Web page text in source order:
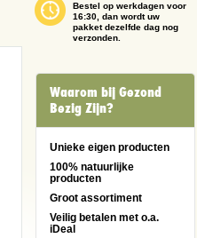
Bestel op werkdagen voor
16:30, dan wordt uw
pakket dezelfde dag nog
verzonden.
Waarom bij Gezond
Bezig Zijn?
Unieke eigen producten
100% natuurlijke
producten
Groot assortiment
Veilig betalen met o.a.
iDeal